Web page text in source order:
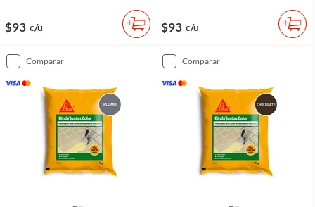
$93 c/u $93 c/u
comparar comparar